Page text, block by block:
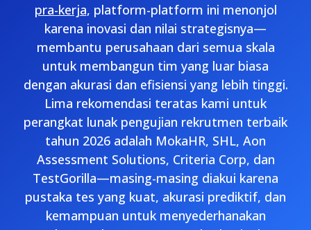
pra-kerja, platform-platform ini menonjol
karena inovasi dan nilai strategisnya—
membantu perusahaan dari semua skala
untuk membangun tim yang luar biasa
dengan akurasi dan efisiensi yang lebih tinggi.
Lima rekomendasi teratas kami untuk
perangkat lunak pengujian rekrutmen terbaik
tahun 2026 adalah MokaHR, SHL, Aon
Assessment Solutions, Criteria Corp, dan
TestGorilla—masing-masing diakui karena
pustaka tes yang kuat, akurasi prediktif, dan
kemampuan untuk menyederhanakan